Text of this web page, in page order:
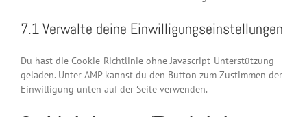
7.1 Verwalte deine Einwilligungseinstellungen
Du hast die Cookie-Richtlinie ohne Javascript-Unterstützung
geladen. Unter AMP kannst du den Button zum Zustimmen der
Einwilligung unten auf der Seite verwenden.